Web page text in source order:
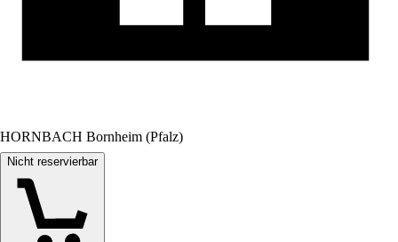
HORNBACH Bornheim (Pfalz)
Nicht reservierbar